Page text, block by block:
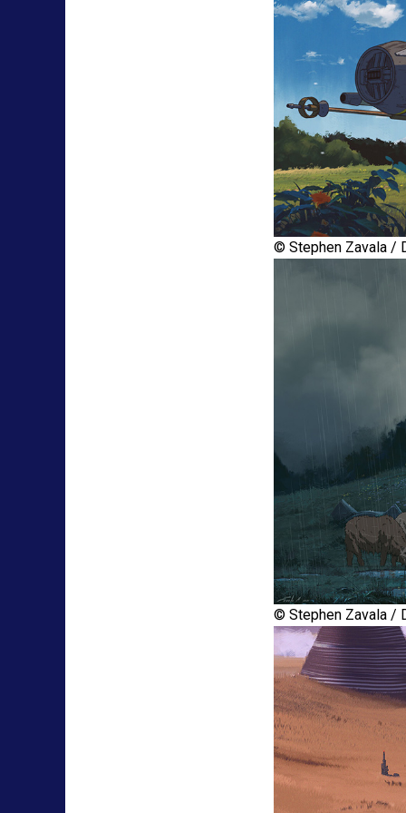
© Stephen Zavala /
© Stephen Zavala /